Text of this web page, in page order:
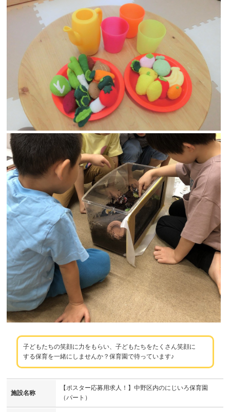
子どもたちの笑顔に力をもらい、子どもたちをたくさん笑顔に
する保育を一緒にしませんか？保育園で待っています♪
施設名称
【ポスター応募用求人！】中野区内のにじいろ保育園
（パート）